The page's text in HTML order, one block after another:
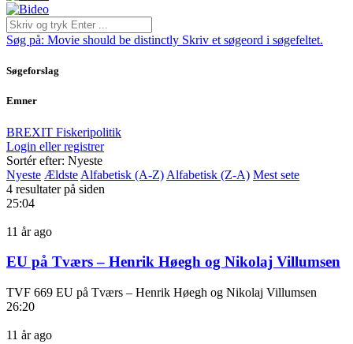
Søg på: Movie should be distinctly Skriv et søgeord i søgefeltet.
Søgeforslag
Emner
BREXIT Fiskeripolitik
Login eller registrer
Sortér efter: Nyeste
Nyeste Ældste Alfabetisk (A-Z) Alfabetisk (Z-A) Mest sete
4 resultater på siden
25:04
11 år ago
EU på Tværs – Henrik Høegh og Nikolaj Villumsen
TVF 669 EU på Tværs – Henrik Høegh og Nikolaj Villumsen
26:20
11 år ago